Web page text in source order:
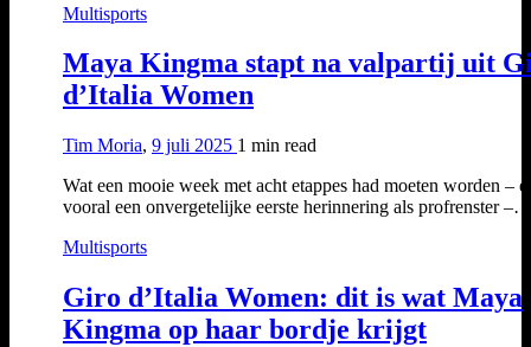
Multisports
Maya Kingma stapt na valpartij uit
d’Italia Women
Tim Moria, 9 juli 2025 1 min read
Wat een mooie week met acht etappes had moeten worden –
vooral een onvergetelijke eerste herinnering als profrenster –…
Multisports
Giro d’Italia Women: dit is wat Maya
Kingma op haar bordje krijgt